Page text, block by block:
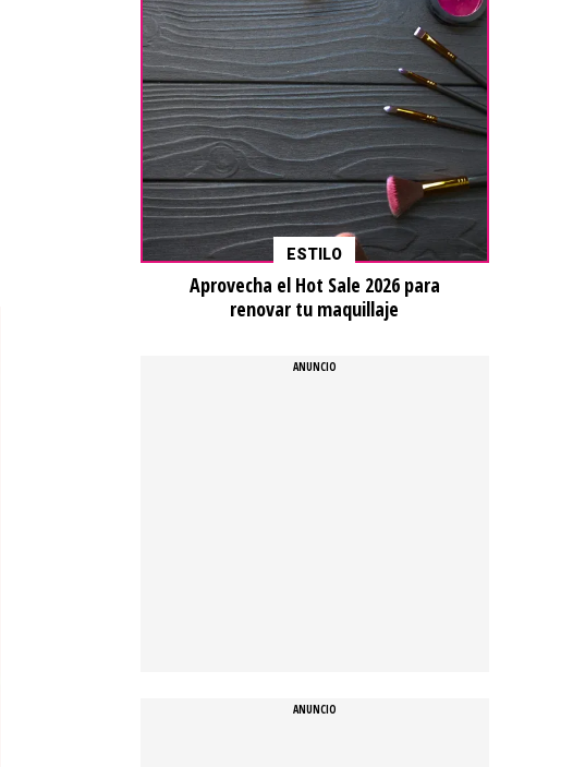
ESTILO
Aprovecha el Hot Sale 2026 para
renovar tu maquillaje